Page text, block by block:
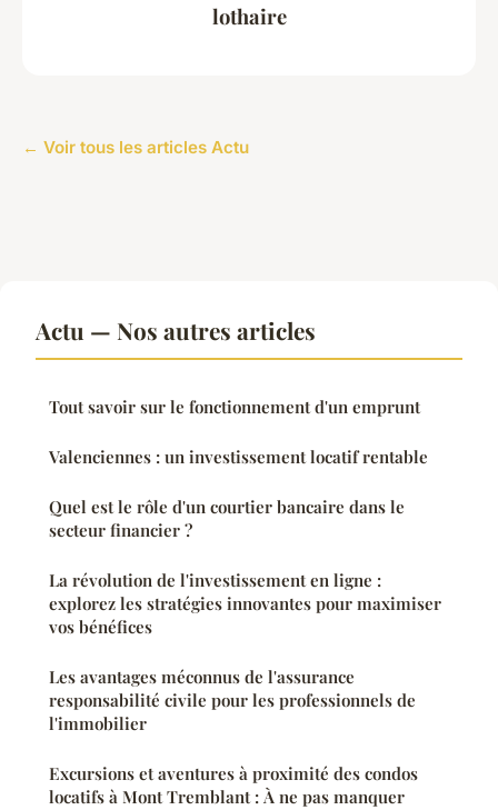
lothaire
← Voir tous les articles Actu
Actu — Nos autres articles
Tout savoir sur le fonctionnement d'un emprunt
Valenciennes : un investissement locatif rentable
Quel est le rôle d'un courtier bancaire dans le
secteur financier ?
La révolution de l'investissement en ligne :
explorez les stratégies innovantes pour maximiser
vos bénéfices
Les avantages méconnus de l'assurance
responsabilité civile pour les professionnels de
l'immobilier
Excursions et aventures à proximité des condos
locatifs à Mont Tremblant : À ne pas manquer